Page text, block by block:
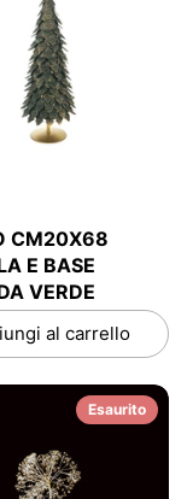
CM20X68
E BASE
VERDE
al carrello
Esaurito